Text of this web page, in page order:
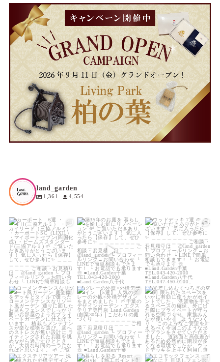
land_garden
1,361 4,554
land_garden
16 0
land_garden
13 0
land_garden
25 0
land_garden
24 0
land_garden
24 0
land_garden
25 0